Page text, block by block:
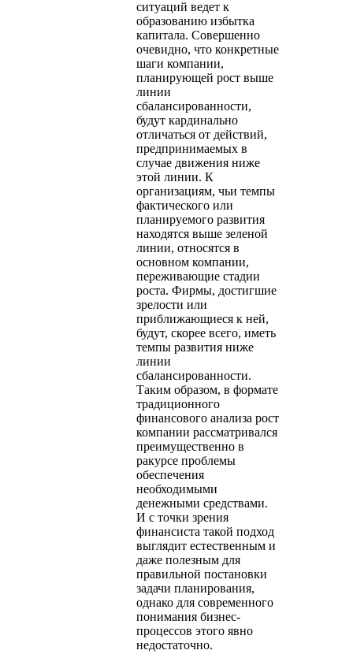
ситуаций ведет к
образованию избытка
капитала. Совершенно
очевидно, что конкретные
шаги компании,
планирующей рост выше
линии
сбалансированности,
будут кардинально
отличаться от действий,
предпринимаемых в
случае движения ниже
этой линии. К
организациям, чьи темпы
фактического или
планируемого развития
находятся выше зеленой
линии, относятся в
основном компании,
переживающие стадии
роста. Фирмы, достигшие
зрелости или
приближающиеся к ней,
будут, скорее всего, иметь
темпы развития ниже
линии
сбалансированности.
Таким образом, в формате
традиционного
финансового анализа рост
компании рассматривался
преимущественно в
ракурсе проблемы
обеспечения
необходимыми
денежными средствами.
И с точки зрения
финансиста такой подход
выглядит естественным и
даже полезным для
правильной постановки
задачи планирования,
однако для современного
понимания бизнес-
процессов этого явно
недостаточно.